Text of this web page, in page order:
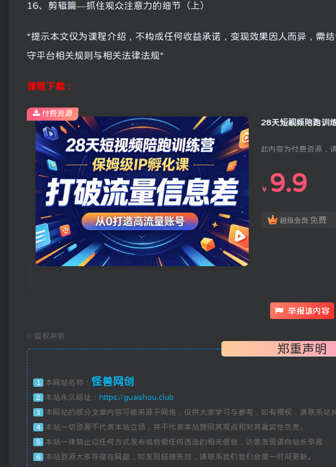
16、剪辑篇—抓住观众注意力的细节（上）
*提示本文仅为课程介绍，不构成任何收益承诺，变现效果因人而异，需
守平台相关规则与相关法律法规*
课程下载：
28天短视频陪跑训
此内容为付费资源，
￥ 9.9
超级会员 免费
付费资源
举报该内容
© 版权声明
郑重声明
1 本网站名称： 怪兽网创
2 本站永久网址： https://guaishou.club
3 本网站的部分文章内容可能来源于网络，仅供大家学习与参考，如有侵权，请联系站
4 本站一切资源不代表本站立场，并不代表本站赞同其观点和对其真实性负责。
5 本站一律禁止以任何方式发布或转载任何违法的相关信息，访客发现请向站长举报
6 本站资源大多存储在网盘，如发现链接失效，请联系我们我们会第一时间更新。